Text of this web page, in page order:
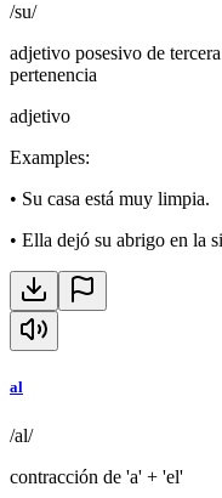
/su/
adjetivo posesivo de
pertenencia
adjetivo
Examples:
• Su casa está muy limpia.
• Ella dejó su abrigo en la
al
/al/
contracción de 'a' + 'el'